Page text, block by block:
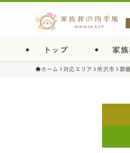
トップ 家
ホーム 対応エリア 所沢市 葬